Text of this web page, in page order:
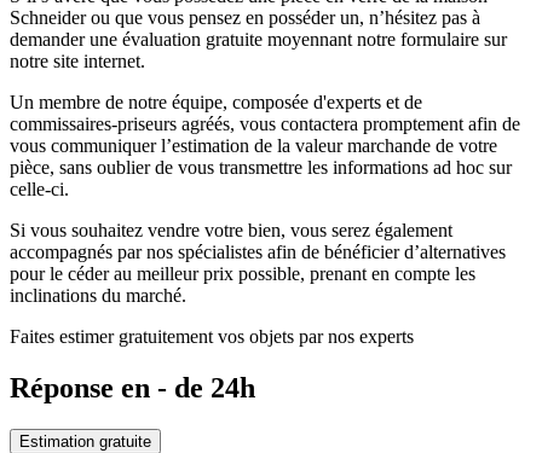
Schneider ou que vous pensez en posséder un, n’hésitez pas à
demander une évaluation gratuite moyennant notre formulaire sur
notre site internet.
Un membre de notre équipe, composée d'experts et de
commissaires-priseurs agréés, vous contactera promptement afin de
vous communiquer l’estimation de la valeur marchande de votre
pièce, sans oublier de vous transmettre les informations ad hoc sur
celle-ci.
Si vous souhaitez vendre votre bien, vous serez également
accompagnés par nos spécialistes afin de bénéficier d’alternatives
pour le céder au meilleur prix possible, prenant en compte les
inclinations du marché.
Faites estimer gratuitement vos objets par nos experts
Réponse en - de 24h
Estimation gratuite